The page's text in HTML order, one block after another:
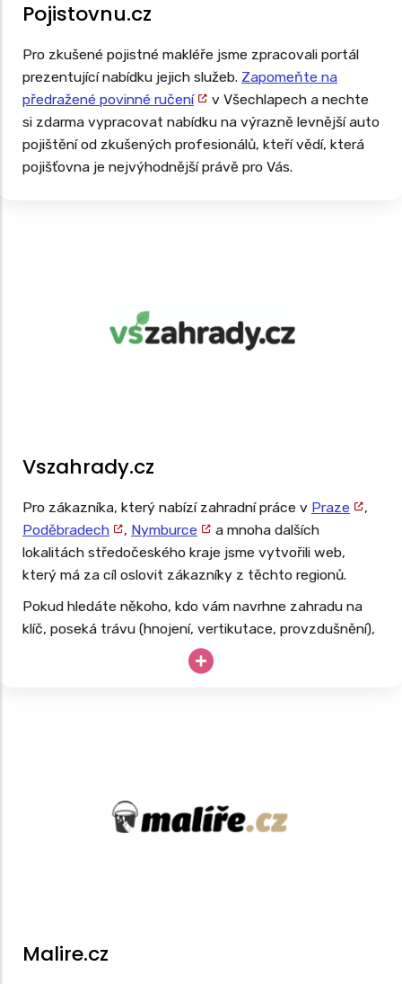
Pojistovnu.cz
Pro zkušené pojistné makléře jsme zpracovali portál
prezentující nabídku jejich služeb. Zapomeňte na
předražené povinné ručení
v Všechlapech a nechte
si zdarma vypracovat nabídku na výrazně levnější auto
pojištění od zkušených profesionálů, kteří vědí, která
pojišťovna je nejvýhodnější právě pro Vás.
Vszahrady.cz
Pro zákazníka, který nabízí zahradní práce v Praze
,
Poděbradech
, Nymburce
a mnoha dalších
lokalitách středočeského kraje jsme vytvořili web,
který má za cíl oslovit zákazníky z těchto regionů.
Pokud hledáte někoho, kdo vám navrhne zahradu na
klíč, poseká trávu (hnojení, vertikutace, provzdušnění),
ostříhá živý plot, začistí zahradu, můžeme rozhodně
doporučit. Web, který jsme pro tuto službu připravili,
Malire.cz